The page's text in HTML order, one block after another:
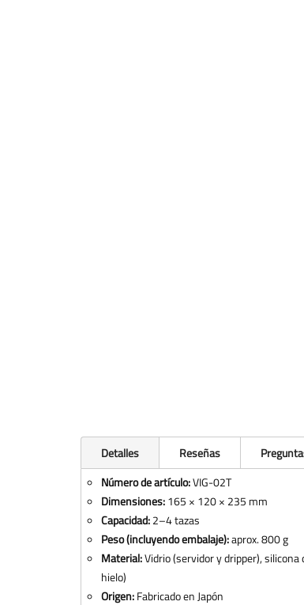
Detalles Reseñas
Número de artículo:VIG-02T
Dimensiones:165 × 120 × 235 mm
Capacidad:2–4 tazas
Peso (incluyendo embalaje):aprox. 800 g
Material:Vidrio (servidor y dripper), silicona
hielo)
Origen:Fabricado en Japón